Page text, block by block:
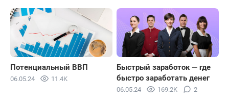
Потенциальный ВВП
06.05.24 11.4K
Быстрый заработок — где
быстро заработать денег
06.05.24 169.2K 2